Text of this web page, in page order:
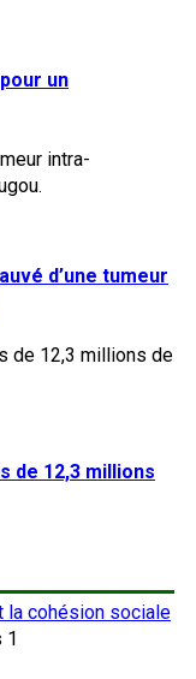
un
d’une tumeur
de 12,3 millions
la cohésion sociale
1